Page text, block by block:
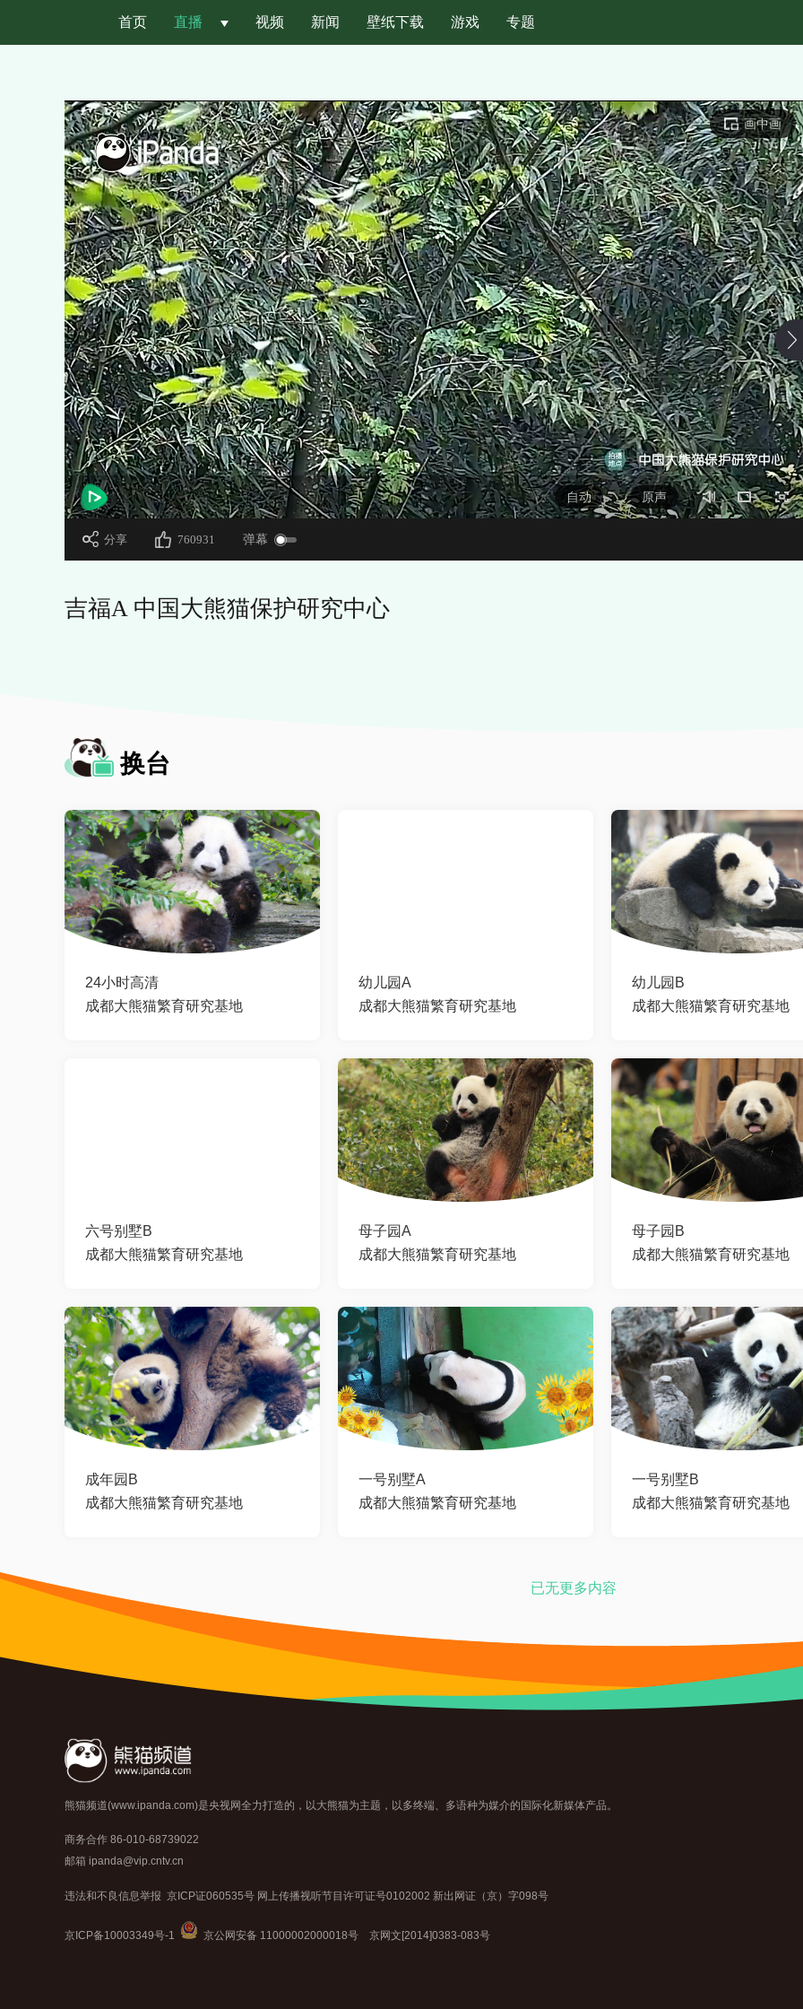
首页 直播 视频 新闻 壁纸下载 游戏 专题
画中画
自动 原声
分享 760931 弹幕
吉福A 中国大熊猫保护研究中心
换台
24小时高清
成都大熊猫繁育研究基地
幼儿园A
成都大熊猫繁育研究基地
幼儿园B
成都大熊猫繁育研究基地
六号别墅B
成都大熊猫繁育研究基地
母子园A
成都大熊猫繁育研究基地
母子园B
成都大熊猫繁育研究基地
成年园B
成都大熊猫繁育研究基地
一号别墅A
成都大熊猫繁育研究基地
一号别墅B
成都大熊猫繁育研究基地
已无更多内容
熊猫频道(www.ipanda.com)是央视网全力打造的，以大熊猫为主题，以多终端、多语种为媒介的国际化新媒体产品。
商务合作 86-010-68739022
邮箱 ipanda@vip.cntv.cn
违法和不良信息举报 京ICP证060535号 网上传播视听节目许可证号0102002 新出网证（京）字098号
京ICP备10003349号-1 京公网安备 11000002000018号 京网文[2014]0383-083号